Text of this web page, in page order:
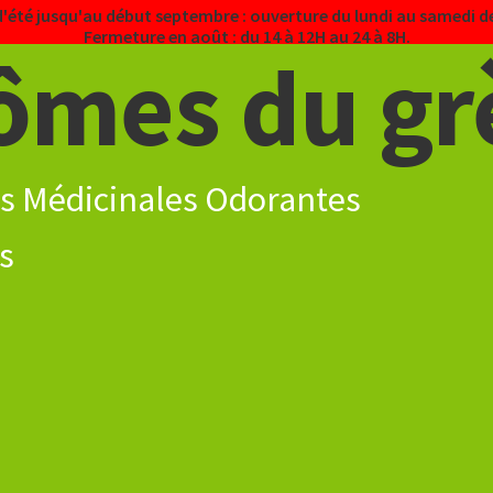
jusqu'au début septembre : ouverture du lundi au samedi de
Fermeture en août : du 14 à 12H au 24 à 8H.
du
Médicinales Odorantes